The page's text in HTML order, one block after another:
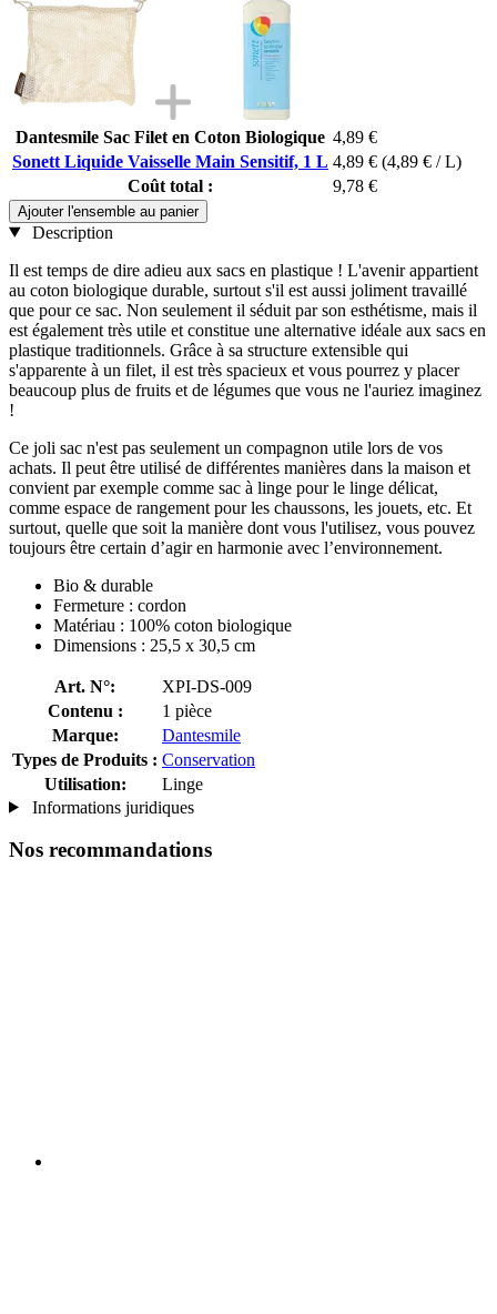
Dantesmile Sac Filet en Coton Biologique 4,89 €
Sonett Liquide Vaisselle Main Sensitif, 1 L 4,89 € (4,89 € / L)
Coût total :
9,78 €
Ajouter l'ensemble au panier
Description
Il est temps de dire adieu aux sacs en plastique ! L'avenir appartient
au coton biologique durable, surtout s'il est aussi joliment travaillé
que pour ce sac. Non seulement il séduit par son esthétisme, mais il
est également très utile et constitue une alternative idéale aux sacs en
plastique traditionnels. Grâce à sa structure extensible qui
s'apparente à un filet, il est très spacieux et vous pourrez y placer
beaucoup plus de fruits et de légumes que vous ne l'auriez imaginez
!
Ce joli sac n'est pas seulement un compagnon utile lors de vos
achats. Il peut être utilisé de différentes manières dans la maison et
convient par exemple comme sac à linge pour le linge délicat,
comme espace de rangement pour les chaussons, les jouets, etc. Et
surtout, quelle que soit la manière dont vous l'utilisez, vous pouvez
toujours être certain d’agir en harmonie avec l’environnement.
Bio & durable
Fermeture : cordon
Matériau : 100% coton biologique
Dimensions : 25,5 x 30,5 cm
Art. N°:
XPI-DS-009
Contenu :
1 pièce
Marque:
Dantesmile
Types de Produits : Conservation
Utilisation:
Linge
Informations juridiques
Nos recommandations